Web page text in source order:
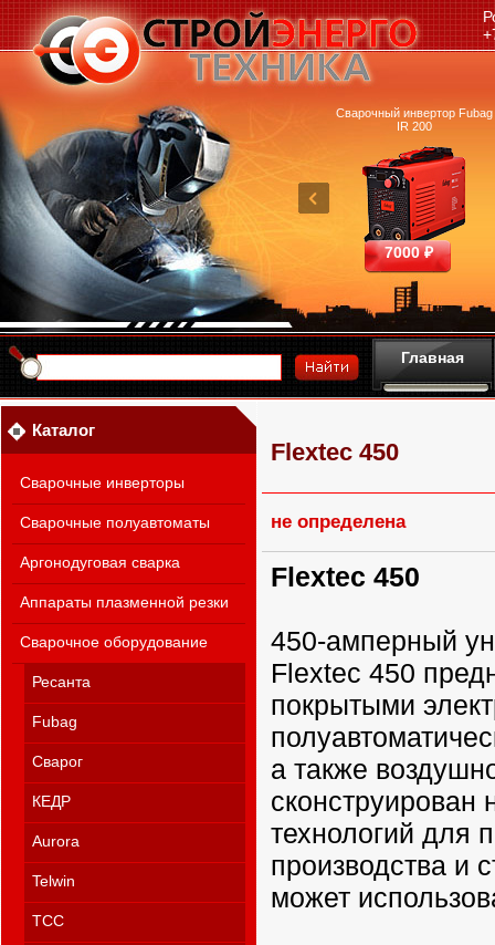
аппарат Ресанта
САИПА-200 ММА
25390 ₽
Машина термической резки
FUBAG INCUT10
460700 ₽
Сварочный инвертор Fubag
IR 200
7000 ₽
Главная
Каталог
Сварочные инверторы
Сварочные полуавтоматы
Аргонодуговая сварка
Аппараты плазменной резки
Сварочное оборудование
Ресанта
Fubag
Сварог
КЕДР
Aurora
Telwin
ТСС
Flextec 450
не определена
Flextec 450
450-амперный
Flextec 450
покрытыми
а также
сконструирован
технологий для
производства и
может